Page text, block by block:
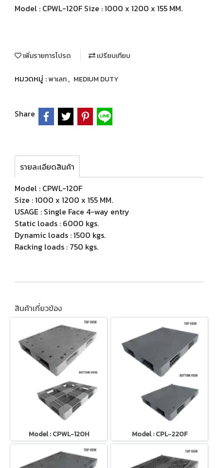
Model : CPWL-120F Size : 1000 x 1200 x 155 MM.
เพิ่มรายการโปรด เปรียบเทียบ
หมวดหมู่ :พาเลท, MEDIUM DUTY
Share
รายละเอียดสินค้า
Model : CPWL-120F
Size : 1000 x 1200 x 155 MM.
USAGE : Single Face 4-way entry
Static loads : 6000 kgs.
Dynamic loads : 1500 kgs.
Racking loads : 750 kgs.
สินค้าเกี่ยวข้อง
Model : CPWL-120H Model : CPL-220F